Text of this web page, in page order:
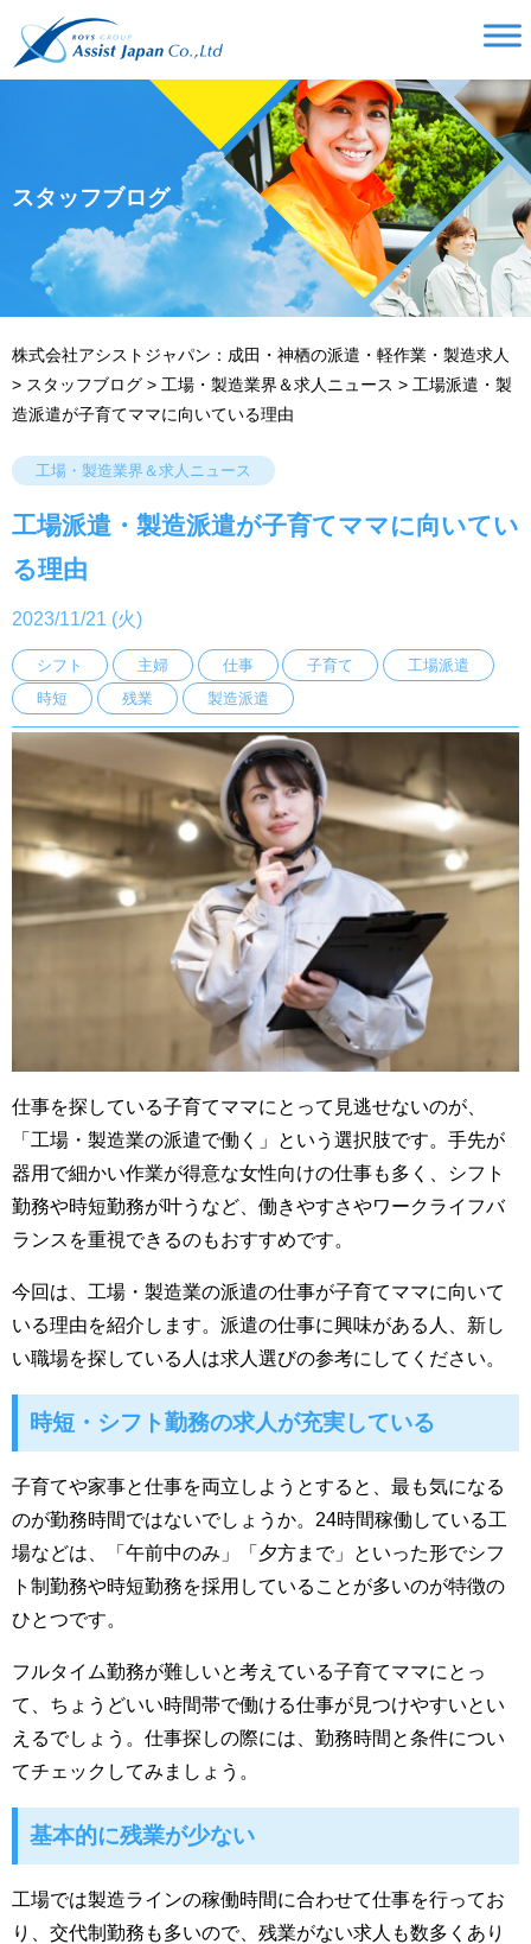
スタッフブログ
株式会社アシストジャパン：成田・神栖の派遣・軽作業・製造求人
> スタッフブログ > 工場・製造業界＆求人ニュース > 工場派遣・製
造派遣が子育てママに向いている理由
工場・製造業界＆求人ニュース
工場派遣・製造派遣が子育てママに向いてい
る理由
2023/11/21 (火)
シフト 主婦 仕事 子育て
工場派遣
時短
残業 製造派遣
仕事を探している子育てママにとって見逃せないのが、
「工場・製造業の派遣で働く」という選択肢です。手先が
器用で細かい作業が得意な女性向けの仕事も多く、シフト
勤務や時短勤務が叶うなど、働きやすさやワークライフバ
ランスを重視できるのもおすすめです。
今回は、工場・製造業の派遣の仕事が子育てママに向いて
いる理由を紹介します。派遣の仕事に興味がある人、新し
い職場を探している人は求人選びの参考にしてください。
時短・シフト勤務の求人が充実している
子育てや家事と仕事を両立しようとすると、最も気になる
のが勤務時間ではないでしょうか。24時間稼働している工
場などは、「午前中のみ」「夕方まで」といった形でシフ
ト制勤務や時短勤務を採用していることが多いのが特徴の
ひとつです。
フルタイム勤務が難しいと考えている子育てママにとっ
て、ちょうどいい時間帯で働ける仕事が見つけやすいとい
えるでしょう。仕事探しの際には、勤務時間と条件につい
てチェックしてみましょう。
基本的に残業が少ない
工場では製造ラインの稼働時間に合わせて仕事を行ってお
り、交代制勤務も多いので、残業がない求人も数多くあり